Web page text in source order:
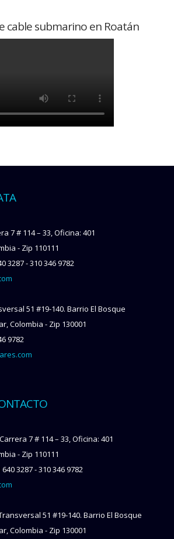
cable submarino en Roatán
7 # 114 – 33, Oficina: 401
- Zip 110111
3287 - 310 346 9782
51 #19-140. Barrio El Bosque
Colombia - Zip 130001
9782
7 # 114 – 33, Oficina: 401
- Zip 110111
3287 - 310 346 9782
51 #19-140. Barrio El Bosque
Colombia - Zip 130001